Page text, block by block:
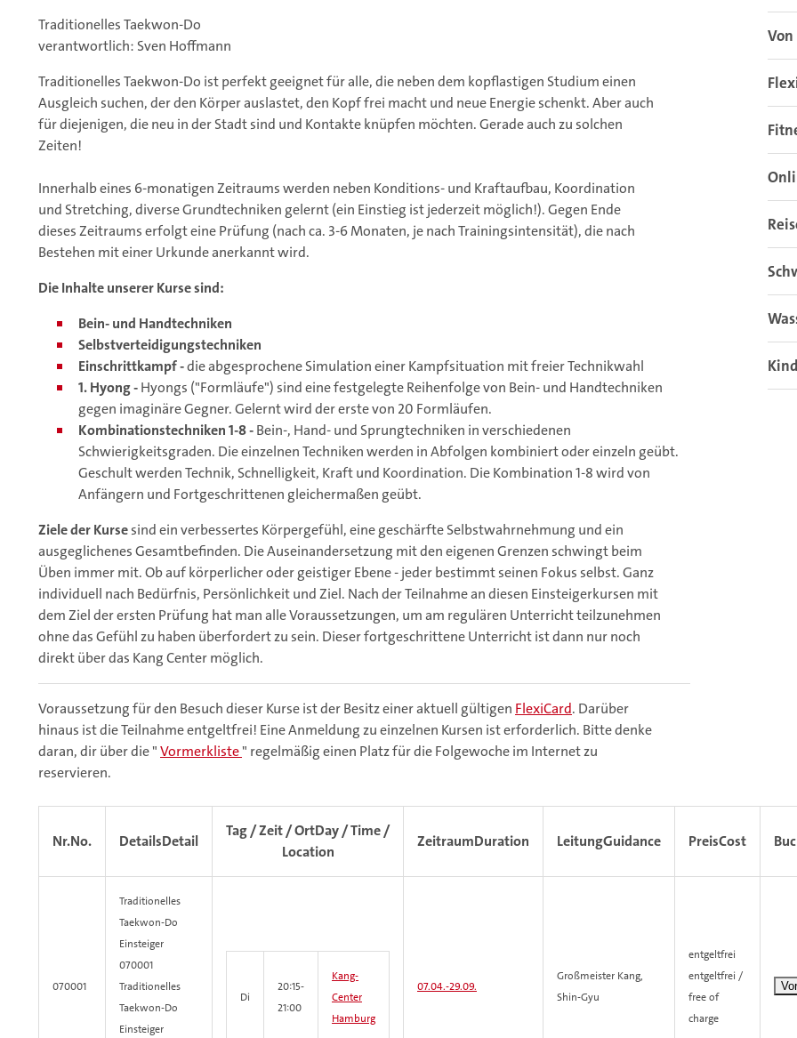
Traditionelles Taekwon-Do
verantwortlich: Sven Hoffmann
Traditionelles Taekwon-Do ist perfekt geeignet für alle, die neben dem kopflastigen Studium einen
Ausgleich suchen, der den Körper auslastet, den Kopf frei macht und neue Energie schenkt. Aber auch
für diejenigen, die neu in der Stadt sind und Kontakte knüpfen möchten. Gerade auch zu solchen
Zeiten!
Innerhalb eines 6-monatigen Zeitraums werden neben Konditions- und Kraftaufbau, Koordination
und Stretching, diverse Grundtechniken gelernt (ein Einstieg ist jederzeit möglich!). Gegen Ende
dieses Zeitraums erfolgt eine Prüfung (nach ca. 3-6 Monaten, je nach Trainingsintensität), die nach
Bestehen mit einer Urkunde anerkannt wird.
Die Inhalte unserer Kurse sind:
Bein- und Handtechniken
Selbstverteidigungstechniken
Einschrittkampf -die abgesprochene Simulation einer Kampfsituation mit freier Technikwahl
1. Hyong -Hyongs ("Formläufe") sind eine festgelegte Reihenfolge von Bein- und Handtechniken
gegen imaginäre Gegner. Gelernt wird der erste von 20 Formläufen.
Kombinationstechniken 1-8 -Bein-, Hand- und Sprungtechniken in verschiedenen
Schwierigkeitsgraden. Die einzelnen Techniken werden in Abfolgen kombiniert oder einzeln geübt.
Geschult werden Technik, Schnelligkeit, Kraft und Koordination. Die Kombination 1-8 wird von
Anfängern und Fortgeschrittenen gleichermaßen geübt.
Ziele der Kursesind ein verbessertes Körpergefühl, eine geschärfte Selbstwahrnehmung und ein
ausgeglichenes Gesamtbefinden. Die Auseinandersetzung mit den eigenen Grenzen schwingt beim
Üben immer mit. Ob auf körperlicher oder geistiger Ebene - jeder bestimmt seinen Fokus selbst. Ganz
individuell nach Bedürfnis, Persönlichkeit und Ziel. Nach der Teilnahme an diesen Einsteigerkursen mit
dem Ziel der ersten Prüfung hat man alle Voraussetzungen, um am regulären Unterricht teilzunehmen
ohne das Gefühl zu haben überfordert zu sein. Dieser fortgeschrittene Unterricht ist dann nur noch
direkt über das Kang Center möglich.
Voraussetzung für den Besuch dieser Kurse ist der Besitz einer aktuell gültigen FlexiCard. Darüber
hinaus ist die Teilnahme entgeltfrei! Eine Anmeldung zu einzelnen Kursen ist erforderlich. Bitte denke
daran, dir über die "Vormerkliste" regelmäßig einen Platz für die Folgewoche im Internet zu
reservieren.
Nr.No. DetailsDetail
Tag / Zeit / OrtDay / Time /
Location
ZeitraumDuration LeitungGuidance PreisCost
070001
Traditionelles
Taekwon-Do
Einsteiger
070001
Traditionelles
Taekwon-Do
Einsteiger
Di
20:15-
21:00
Kang-
Center
Hamburg
07.04.-29.09.
Großmeister Kang,
Shin-Gyu
entgeltfrei
entgeltfrei /
free of
charge
Von